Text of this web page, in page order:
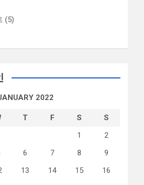
(5)
2022
T F S
S
1
2
6 7 8
9
13 14 15
16